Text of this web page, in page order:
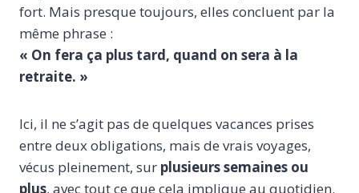
fort. Mais presque toujours, elles concluent par la
même phrase :
« On fera ça plus tard, quand on sera à la
retraite. »
Ici, il ne s’agit pas de quelques vacances prises
entre deux obligations, mais de vrais voyages,
vécus pleinement, sur plusieurs semaines ou
plus, avec tout ce que cela implique au quotidien.